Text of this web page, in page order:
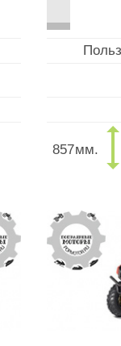
857мм.